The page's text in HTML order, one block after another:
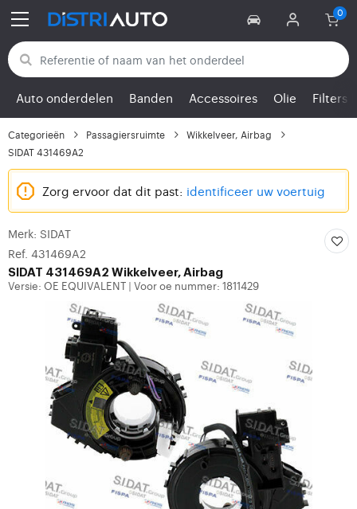
Terug naar categorieën
Auto onderdelen Banden Accessoires Olie Filters
Categorieën Passagiersruimte
Wikkelveer, Airbag
SIDAT 431469A2
Zorg ervoor dat dit past: identificeer uw voertuig
Merk: SIDAT
Ref. 431469A2
SIDAT 431469A2 Wikkelveer, Airbag
Versie: OE EQUIVALENT Voor oe nummer: 1811429